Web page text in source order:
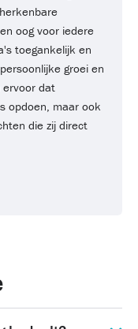
oog voor iedere
toegankelijk en
groei en
dat
opdoen, maar ook
die zij direct